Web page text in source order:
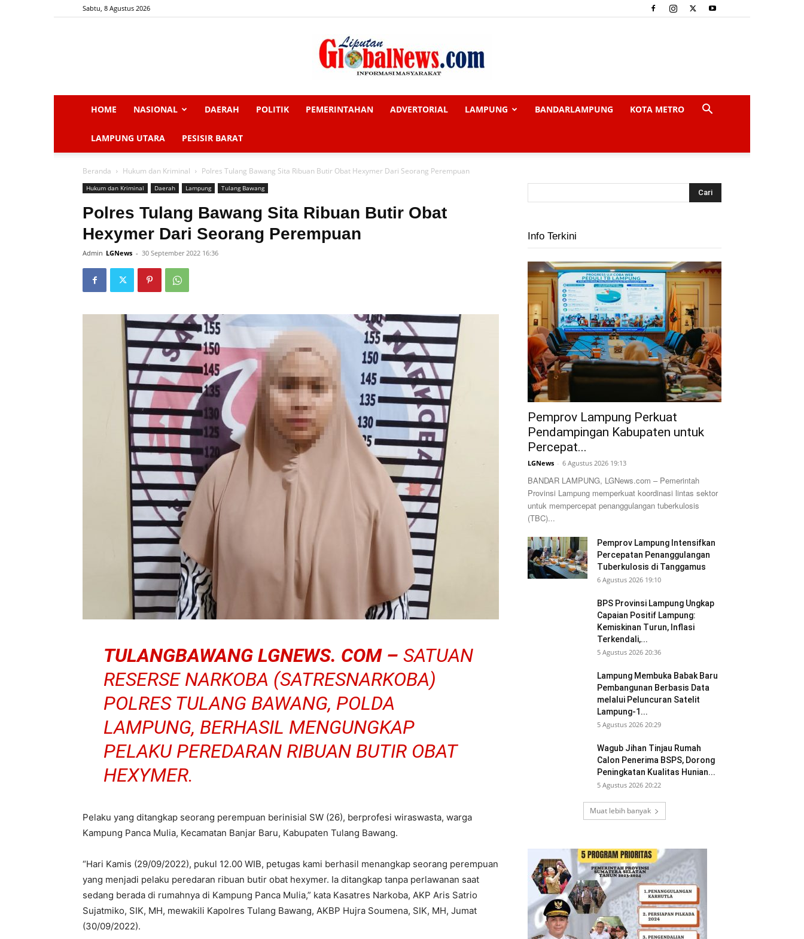
Sabtu, 8 Agustus 2026
HOME NASIONAL DAERAH POLITIK PEMERINTAHAN ADVERTORIAL LAMPUNG BANDARLAMPUNG KOTA METRO
LAMPUNG UTARA PESISIR BARAT
Beranda Hukum dan Kriminal Polres Tulang Bawang Sita Ribuan Butir Obat Hexymer Dari Seorang Perempuan
Hukum dan Kriminal Daerah Lampung Tulang Bawang
Polres Tulang Bawang Sita Ribuan Butir Obat
Hexymer Dari Seorang Perempuan
Admin LGNews - 30 September 2022 16:36
TULANGBAWANG LGNEWS. COM – SATUAN
RESERSE NARKOBA (SATRESNARKOBA)
POLRES TULANG BAWANG, POLDA
LAMPUNG, BERHASIL MENGUNGKAP
PELAKU PEREDARAN RIBUAN BUTIR OBAT
HEXYMER.
Pelaku yang ditangkap seorang perempuan berinisial SW (26), berprofesi wiraswasta, warga
Kampung Panca Mulia, Kecamatan Banjar Baru, Kabupaten Tulang Bawang.
“Hari Kamis (29/09/2022), pukul 12.00 WIB, petugas kami berhasil menangkap seorang perempuan
yang menjadi pelaku peredaran ribuan butir obat hexymer. Ia ditangkap tanpa perlawanan saat
sedang berada di rumahnya di Kampung Panca Mulia,” kata Kasatres Narkoba, AKP Aris Satrio
Sujatmiko, SIK, MH, mewakili Kapolres Tulang Bawang, AKBP Hujra Soumena, SIK, MH, Jumat
(30/09/2022).
Info Terkini
Pemprov Lampung Perkuat
Pendampingan Kabupaten untuk
Percepat...
LGNews - 6 Agustus 2026 19:13
BANDAR LAMPUNG, LGNews.com – Pemerintah
Provinsi Lampung memperkuat koordinasi lintas sektor
untuk mempercepat penanggulangan tuberkulosis
(TBC)...
Pemprov Lampung Intensifkan
Percepatan Penanggulangan
Tuberkulosis di Tanggamus
6 Agustus 2026 19:10
BPS Provinsi Lampung Ungkap
Capaian Positif Lampung:
Kemiskinan Turun, Inflasi
Terkendali,...
5 Agustus 2026 20:36
Lampung Membuka Babak Baru
Pembangunan Berbasis Data
melalui Peluncuran Satelit
Lampung-1...
5 Agustus 2026 20:29
Wagub Jihan Tinjau Rumah
Calon Penerima BSPS, Dorong
Peningkatan Kualitas Hunian...
5 Agustus 2026 20:22
Muat lebih banyak